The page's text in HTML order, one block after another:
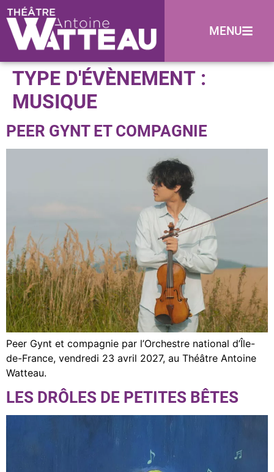
MENU
TYPE D'ÉVÈNEMENT :
MUSIQUE
PEER GYNT ET COMPAGNIE
Peer Gynt et compagnie par l’Orchestre national d’Île-
de-France, vendredi 23 avril 2027, au Théâtre Antoine
Watteau.
LES DRÔLES DE PETITES BÊTES